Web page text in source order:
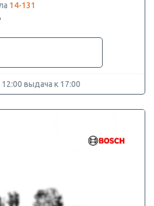
14-131
выдача к 17:00